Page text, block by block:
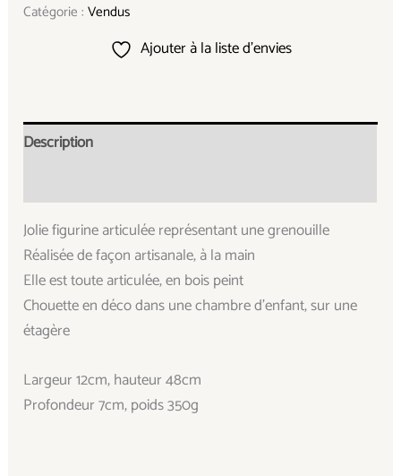
Catégorie :Vendus
Ajouter à la liste d’envies
Description
Jolie figurine articulée représentant une grenouille
Réalisée de façon artisanale, à la main
Elle est toute articulée, en bois peint
Chouette en déco dans une chambre d’enfant, sur une
étagère
Largeur 12cm, hauteur 48cm
Profondeur 7cm, poids 350g